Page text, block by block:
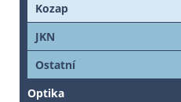
Kozap
JKN
Ostatní
Optika